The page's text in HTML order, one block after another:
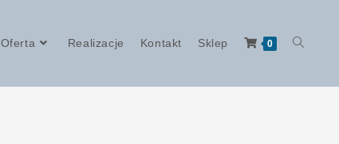
Oferta Realizacje Kontakt Sklep 0